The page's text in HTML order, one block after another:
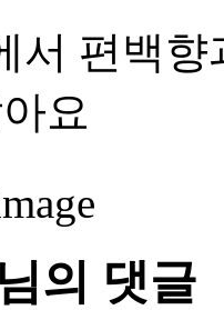
서 편백
요
의 댓글